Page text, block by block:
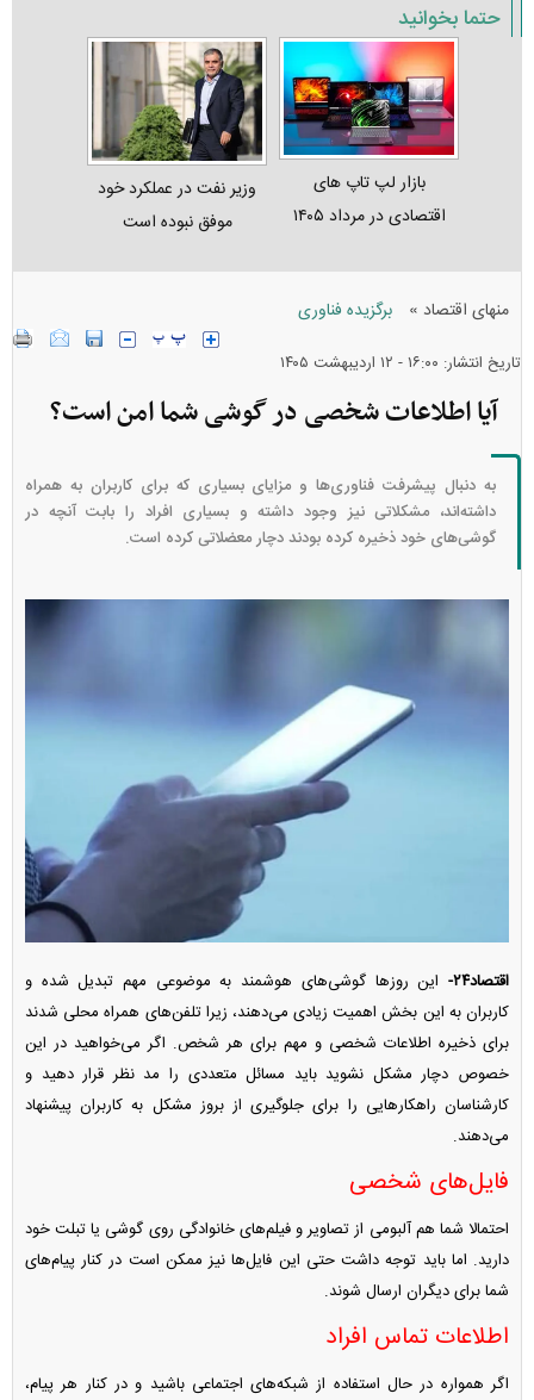
حتما بخوانید
بازار لپ‌ تاپ‌ های
اقتصادی در مرداد ۱۴۰۵
وزیر نفت در عملکرد خود
موفق نبوده است
منهای اقتصاد » برگزیده فناوری
تاریخ انتشار: ۱۶:۰۰ - ۱۲ ارديبهشت ۱۴۰۵
آیا اطلاعات شخصی در گوشی‌ شما امن است؟
به دنبال پیشرفت فناوری‌ها و مزایای بسیاری که برای کاربران به همراه
داشته‌اند، مشکلاتی نیز وجود داشته و بسیاری افراد را بابت آنچه در
گوشی‌های خود ذخیره کرده‌ بودند دچار معضلاتی کرده است.
اقتصاد۲۴-
این روزها گوشی‌های هوشمند به موضوعی مهم تبدیل شده و
کاربران به این بخش اهمیت زیادی می‌دهند، زیرا تلفن‌های همراه محلی شدند
برای ذخیره اطلاعات شخصی و مهم برای هر شخص. اگر می‌خواهید در این
خصوص دچار مشکل نشوید باید مسائل متعددی را مد نظر قرار دهید و
کارشناسان راهکارهایی را برای جلوگیری از بروز مشکل به کاربران پیشنهاد
می‌دهند.
فایل‌های شخصی
احتمالا شما هم آلبومی از تصاویر و فیلم‌های خانوادگی روی گوشی یا تبلت خود
دارید. اما باید توجه داشت حتی این فایل‌ها نیز ممکن است در کنار پیام‌های
شما برای دیگران ارسال شوند.
اطلاعات تماس افراد
اگر همواره در حال استفاده از شبکه‌های اجتماعی باشید و در کنار هر پیام،